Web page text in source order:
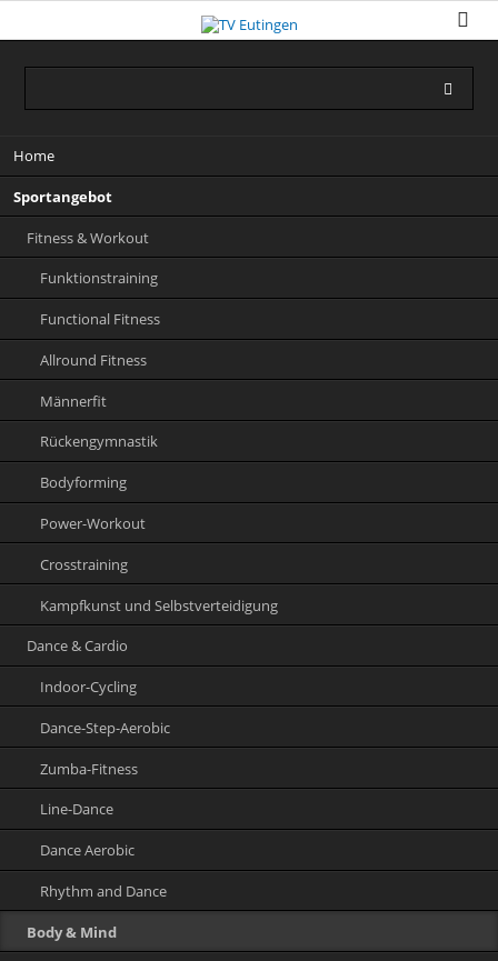
überspringen
Home
Sportangebot
Fitness & Workout
Funktionstraining
Functional Fitness
Allround Fitness
Männerfit
Rückengymnastik
Bodyforming
Power-Workout
Crosstraining
Kampfkunst und Selbstverteidigung
Dance & Cardio
Indoor-Cycling
Dance-Step-Aerobic
Zumba-Fitness
Line-Dance
Dance Aerobic
Rhythm and Dance
Body & Mind